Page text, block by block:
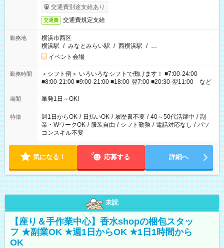
交通費別途支給あり
交通費 交通費規定支給
勤務地
横浜市西区
横浜駅 / みなとみらい駅 / 西横浜駅 / …
イベント会場
勤務時間
＜シフト例＞ いろいろなシフトで働けます！ ■7:00-24:00
■8:00-21:00 ■9:00-21:00 ■18:00-翌7:00 ■20:30-翌11:00 など
期間 単発1日～OK!
特徴 週1日からOK / 日払いOK / 履歴書不要 / 40～50代活躍中 / 副
業・WワークOK / 服装自由 / シフト勤務 / 電話対応なし / パソ
コンスキル不要
気になる！ 応募する 詳細へ
未読
【座り＆手作業中心】香水shopの梱包スタッ
フ ★副業OK ★週1日からOK ★1日1時間から
OK